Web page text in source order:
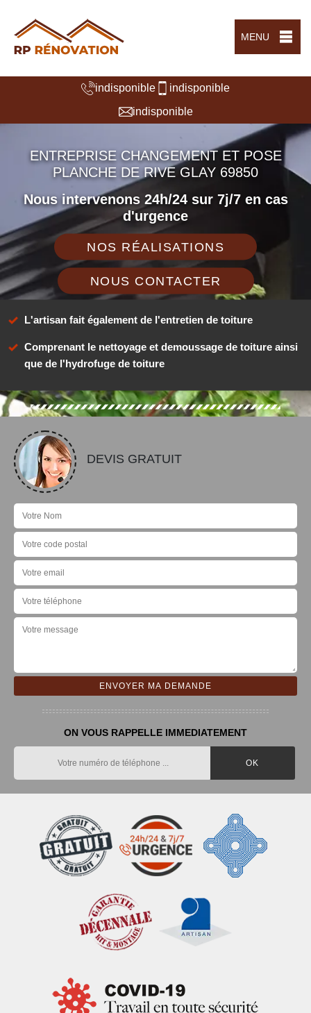
MENU
indisponible
indisponible
indisponible
ENTREPRISE CHANGEMENT ET POSE
PLANCHE DE RIVE GLAY 69850
Nous intervenons 24h/24 sur 7j/7 en cas
d'urgence
NOS RÉALISATIONS
NOUS CONTACTER
L'artisan fait également de l'entretien de toiture
Comprenant le nettoyage et demoussage de toiture ainsi
que de l'hydrofuge de toiture
DEVIS GRATUIT
ON VOUS RAPPELLE IMMEDIATEMENT